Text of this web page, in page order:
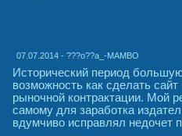
07.07.2014 - ???o??a_-MAMBO
Исторический период
возможность как сделать
рыночной контрактации. Мой
самому для заработка
вдумчиво исправлял недочет